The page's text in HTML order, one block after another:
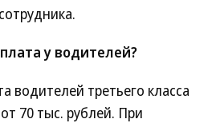
у водителей?
водителей третьего класса
70 тыс. рублей. При